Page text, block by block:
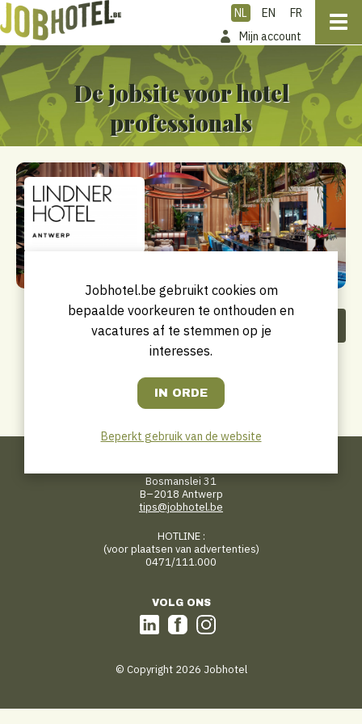
NL EN
FR
Mijn account
De jobsite voor hotel
professionals
Deel dit bedrijf
LinkedInWhatsApp
EmailFacebook
Bosmanslei 31
B–2018 Antwerp
tips@jobhotel.be
HOTLINE :
(voor plaatsen van advertenties)
0471/111.000
VOLG ONS
© Copyright 2026 Jobhotel
Jobhotel.be gebruikt cookies om
bepaalde voorkeuren te onthouden en
vacatures af te stemmen op je
interesses.
Beperkt gebruik van de website